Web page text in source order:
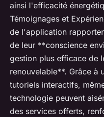
ainsi l'efficacité
Témoignages et
de l'application
de leur **conscience
gestion plus efficace de
renouvelable**. Grâce à
tutoriels interactifs,
technologie peuvent
des services offerts,